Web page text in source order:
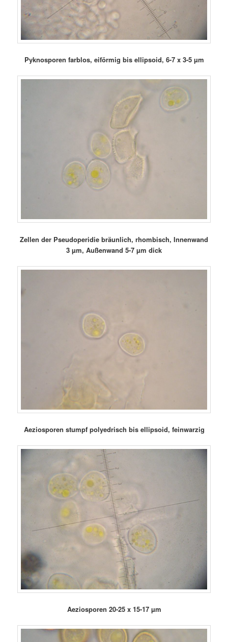
Pyknosporen farblos, eiförmig bis ellipsoid, 6-7 x 3-5 µm
Zellen der Pseudoperidie bräunlich, rhombisch, Innenwand
3 µm, Außenwand 5-7 µm dick
Aeziosporen stumpf polyedrisch bis ellipsoid, feinwarzig
Aeziosporen 20-25 x 15-17 µm